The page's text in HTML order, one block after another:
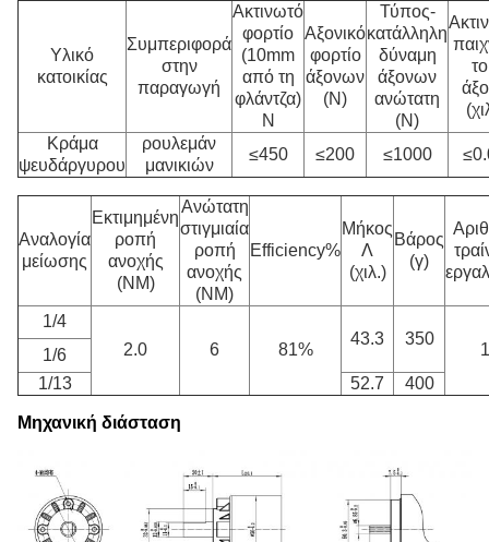
Υλικό
κατοικίας
Συμπεριφορά
στην
παραγωγή
Ακτινωτό
φορτίο
(10mm
από τη
φλάντζα)
Ν
Αξονικό
φορτίο
άξονων
(Ν)
Τύπος-
κατάλληλη
δύναμη
άξονων
ανώτατη
(Ν)
Κράμα
ψευδάργυρου
ρουλεμάν
μανικιών
≤450 ≤200 ≤1000
Αναλογία
μείωσης
Εκτιμημένη
ροπή
ανοχής
(NM)
Ανώτατη
στιγμιαία
ροπή
ανοχής
(NM)
Efficiency%
Μήκος
Λ
(χιλ.)
Βάρος
(γ)
1/4
2.0
6 81%
43.3 350
1
1/6
1/13
52.7 400
Μηχανική διάσταση